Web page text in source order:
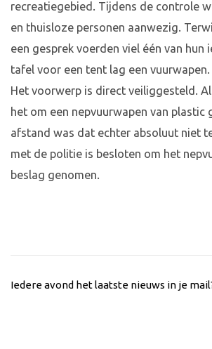
recreatiegebied. Tijdens de controle
en thuisloze personen aanwezig.
een gesprek voerden viel één van hun
tafel voor een tent lag een vuurwapen.
Het voorwerp is direct veiliggesteld.
het om een nepvuurwapen van plastic
afstand was dat echter absoluut niet
met de politie is besloten om het
beslag genomen.
Iedere avond het laatste nieuws in je